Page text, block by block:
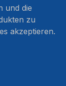
und die
zu
akzeptieren.